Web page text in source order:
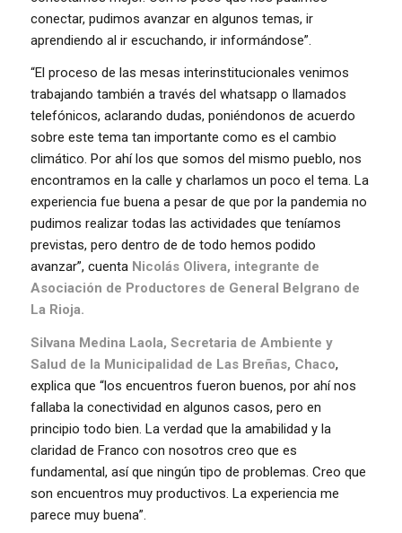
conectar, pudimos avanzar en algunos temas, ir
aprendiendo al ir escuchando, ir informándose”.
“El proceso de las mesas interinstitucionales venimos
trabajando también a través del whatsapp o llamados
telefónicos, aclarando dudas, poniéndonos de acuerdo
sobre este tema tan importante como es el cambio
climático. Por ahí los que somos del mismo pueblo, nos
encontramos en la calle y charlamos un poco el tema. La
experiencia fue buena a pesar de que por la pandemia no
pudimos realizar todas las actividades que teníamos
previstas, pero dentro de de todo hemos podido
avanzar”, cuenta Nicolás Olivera, integrante de
Asociación de Productores de General Belgrano de
La Rioja.
Silvana Medina Laola, Secretaria de Ambiente y
Salud de la Municipalidad de Las Breñas, Chaco,
explica que “los encuentros fueron buenos, por ahí nos
fallaba la conectividad en algunos casos, pero en
principio todo bien. La verdad que la amabilidad y la
claridad de Franco con nosotros creo que es
fundamental, así que ningún tipo de problemas. Creo que
son encuentros muy productivos. La experiencia me
parece muy buena”.